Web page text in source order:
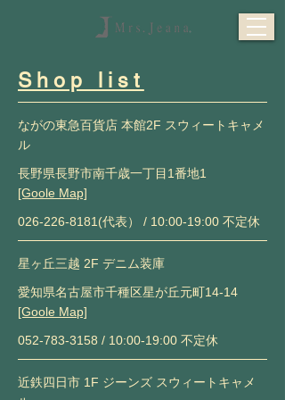
​Shop list
ながの東急百貨店 本館2F スウィートキャメ
ル
長野県長野市南千歳一丁目1番地1
[Goole Map]
026-226-8181 (代表） / 10:00-19:00 不定休
星ヶ丘三越 2F デニム装庫
愛知県名古屋市千種区星が丘元町14-14
[Goole Map]
052-783-3158 / 10:00-19:00 不定休
近鉄四日市 1F ジーンズ スウィートキャメ